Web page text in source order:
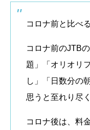
コロナ前と比べ
コロナ前のJTB
題」「オリオリ
し」「日数分の
思うと至れり尽
コロナ後は、料